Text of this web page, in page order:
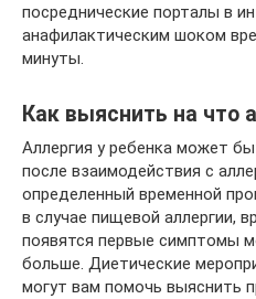
посреднические порталы в
анафилактическим шоком
минуты.
Как выяснить на что
Аллергия у ребенка может
после взаимодействия с
определенный временной
в случае пищевой аллергии,
появятся первые симптомы
больше. Диетические
могут вам помочь выяснить